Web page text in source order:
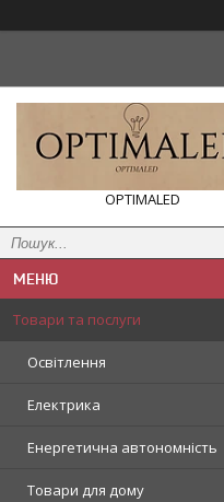
OPTIMALED
Товари та послуги
Освітлення
Електрика
Енергетична автономність
Товари для дому